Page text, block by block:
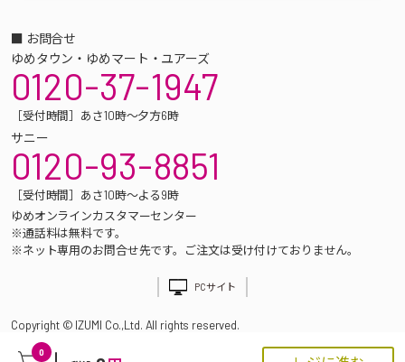
0
■ お問合せ
ゆめタウン・ゆめマート・ユアーズ
0120-37-1947
［受付時間］あさ10時～夕方6時
サニー
0120-93-8851
［受付時間］あさ10時～よる9時
ゆめオンラインカスタマーセンター
※通話料は無料です。
※ネット専用のお問合せ先です。ご注文は受け付けておりません。
PCサイト
Copyright © IZUMI Co.,Ltd. All rights reserved.